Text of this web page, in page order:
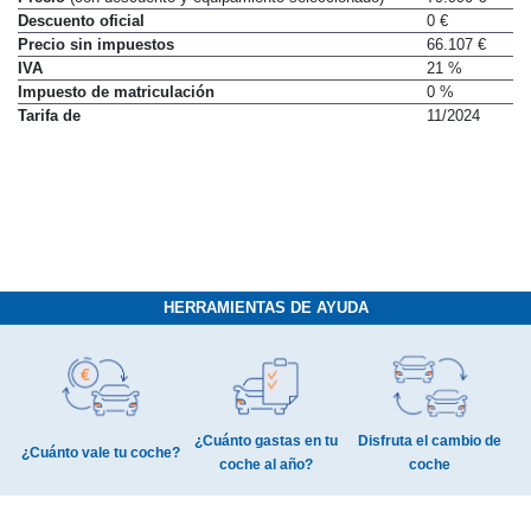
Precio(con descuento y equipamiento seleccionado)
79.990 €
Descuento oficial
0 €
Precio sin impuestos
66.107 €
IVA
21 %
Impuesto de matriculación
0 %
HERRAMIENTAS DE AYUDA
¿Cuánto gastas en tu
Disfruta el cambio de